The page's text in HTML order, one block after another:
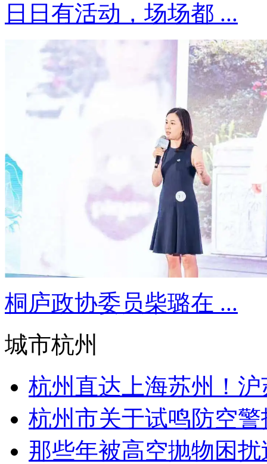
日日有活动，场场都 ...
桐庐政协委员柴璐在 ...
城市杭州
杭州直达上海苏州！
杭州市关于试鸣防空
那些年被高空抛物困